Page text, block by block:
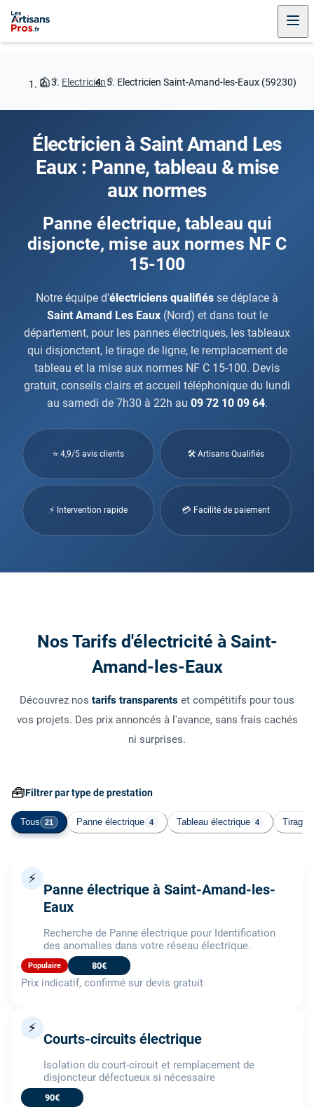
Electricien Electricien Saint-Amand-les-Eaux (59230)
Électricien à Saint Amand Les
Eaux : Panne, tableau & mise
aux normes
Panne électrique, tableau qui
disjoncte, mise aux normes NF C
15-100
Notre équipe d'électriciens qualifiés se déplace à
Saint Amand Les Eaux(Nord) et dans tout le
département, pour les pannes électriques, les tableaux
qui disjonctent, le tirage de ligne, le remplacement de
tableau et la mise aux normes NF C 15-100. Devis
gratuit, conseils clairs et accueil téléphonique du lundi
au samedi de 7h30 à 22h au 09 72 10 09 64.
⭐ 4,9/5 avis clients 🛠 Artisans Qualifiés
⚡ Intervention rapide 💳 Facilité de paiement
Nos Tarifs d'électricité à Saint-
Amand-les-Eaux
Découvrez nos tarifs transparents et compétitifs pour tous
vos projets. Des prix annoncés à l'avance, sans frais cachés
ni surprises.
🧰Filtrer par type de prestation
Tous 21 Panne électrique 4 Tableau électrique 4 Tirage
⚡
Panne électrique à Saint-Amand-les-
Eaux
Recherche de Panne électrique pour Identification
des anomalies dans votre réseau électrique.
Populaire 80€
Prix indicatif, confirmé sur devis gratuit
⚡
Courts-circuits électrique
Isolation du court-circuit et remplacement de
disjoncteur défectueux si nécessaire
90€